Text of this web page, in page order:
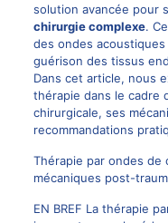
solution avancée pour
chirurgie complexe.
des ondes
guérison des tissus
Dans cet article, nous
thérapie dans le cadre
chirurgicale, ses
recommandations
Thérapie par ondes
mécaniques post-
EN BREF La thérapie